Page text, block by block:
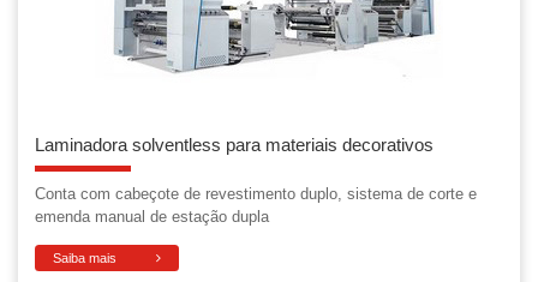
Laminadora solventless para materiais decorativos
Conta com cabeçote de revestimento duplo, sistema de corte e
emenda manual de estação dupla
Saiba mais